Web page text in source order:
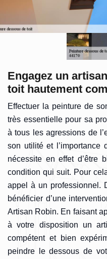
Engagez un
toit hautement
Effectuer la peinture de
très essentielle pour sa
à tous les agressions de
son utilité et
nécessite en effet d’être
condition qui suit. Pour
appel à un professionnel.
bénéficier d’une
Artisan Robin. En faisant
à votre disposition un
compétent et bien
peindre le dessous de